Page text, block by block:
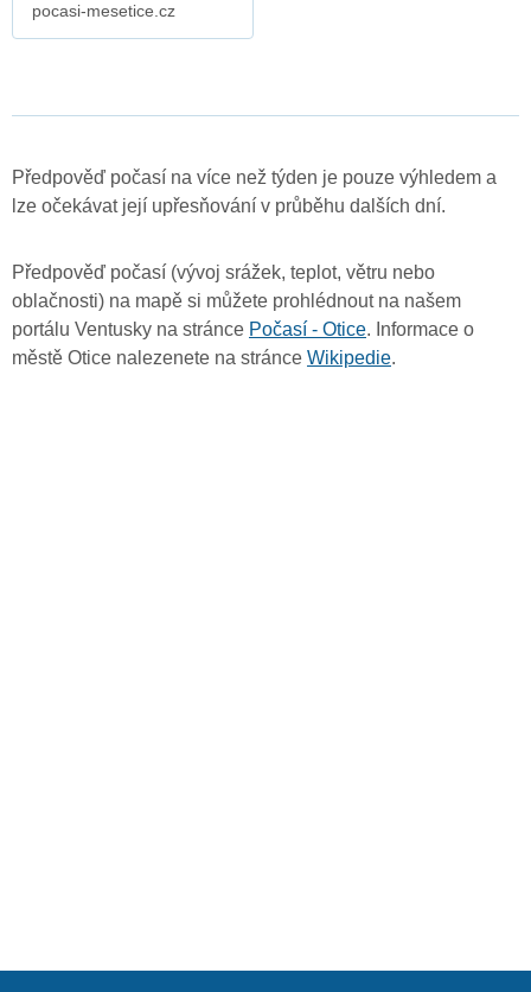
pocasi-mesetice.cz
Předpověď počasí na více než týden je pouze výhledem a
lze očekávat její upřesňování v průběhu dalších dní.
Předpověď počasí (vývoj srážek, teplot, větru nebo
oblačnosti) na mapě si můžete prohlédnout na našem
portálu Ventusky na stránce Počasí - Otice. Informace o
městě Otice nalezenete na stránce Wikipedie.